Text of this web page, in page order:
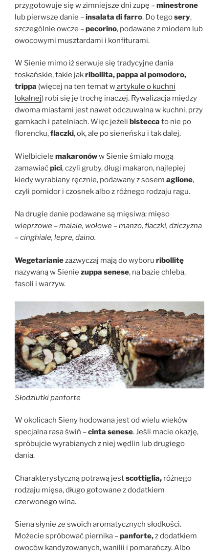
przygotowuje się w zimniejsze dni zupę –minestrone
lub pierwsze danie –insalata di farro. Do tegosery,
szczególnie owcze –pecorino, podawane z miodem lub
owocowymi musztardami i konfiturami.
W Sienie mimo iż serwuje się tradycyjne dania
toskańskie, takie jakribollita, pappa al pomodoro,
trippa (więcej na ten temat wartykule o kuchni
lokalnej) robi się je trochę inaczej. Rywalizacja między
dwoma miastami jest nawet odczuwalna w kuchni, przy
garnkach i patelniach. Więc jeżeli bistecca to nie po
florencku,flaczki, ok, ale po sieneńsku i tak dalej.
Wielbiciele makaronóww Sienie śmiało mogą
zamawiaćpici, czyli gruby, długi makaron, najlepiej
kiedy wyrabiany ręcznie, podawany z sosem aglione,
czyli pomidor i czosnek albo z różnego rodzaju ragu.
Na drugie danie podawane są mięsiwa: mięso
wieprzowe – maiale, wołowe – manzo, flaczki, dziczyzna
– cinghiale, lepre, daino.
Wegetarianiezazwyczaj mają do wyboru ribollitę
nazywaną w Sienie zuppa senese, na bazie chleba,
fasoli i warzyw.
Słodziutki panforte
W okolicach Sieny hodowana jest od wielu wieków
specjalna rasa świń –cinta senese. Jeśli macie okazję,
spróbujcie wyrabianych z niej wędlin lub drugiego
dania.
Charakterystyczną potrawą jestscottiglia, różnego
rodzaju mięsa, długo gotowane z dodatkiem
czerwonego wina.
Siena słynie ze swoich aromatycznych słodkości.
Możecie spróbować piernika –panforte,z dodatkiem
owoców kandyzowanych, wanilii i pomarańczy. Albo